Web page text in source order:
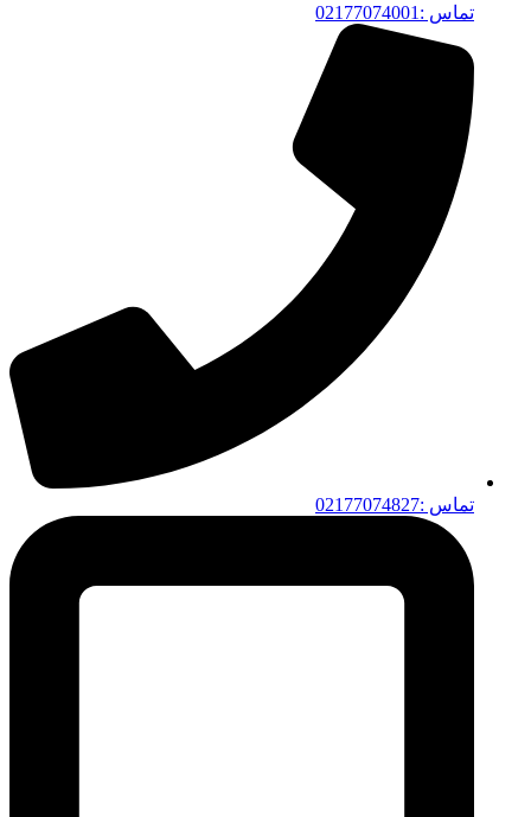
تماس :02177074001
تماس :02177074827